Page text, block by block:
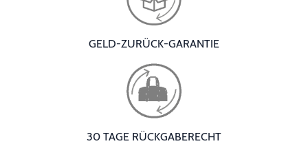
GELD-ZURÜCK-GARANTIE
30 TAGE RÜCKGABERECHT